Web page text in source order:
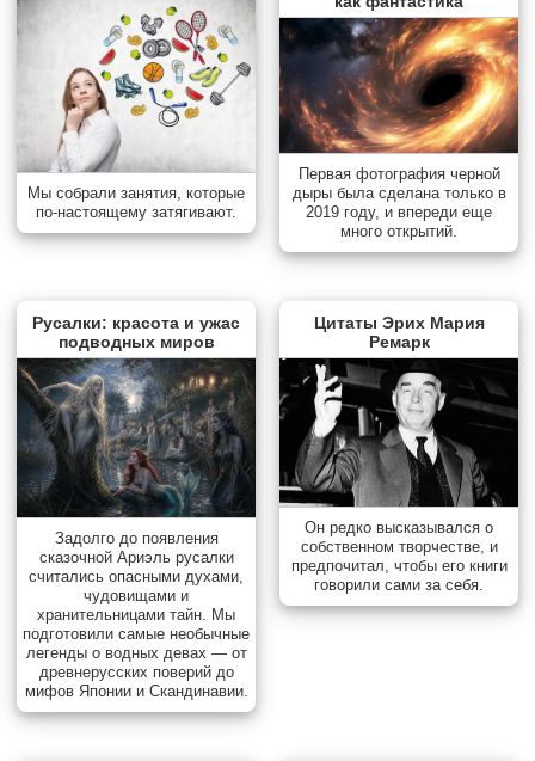
Мы собрали занятия, которые
по-настоящему затягивают.
Первая фотография черной
дыры была сделана только в
2019 году, и впереди еще
много открытий.
Русалки: красота и ужас
подводных миров
Задолго до появления
сказочной Ариэль русалки
считались опасными духами,
чудовищами и
хранительницами тайн. Мы
подготовили самые необычные
легенды о водных девах — от
древнерусских поверий до
мифов Японии и Скандинавии.
Цитаты Эрих Мария
Ремарк
Он редко высказывался о
собственном творчестве, и
предпочитал, чтобы его книги
говорили сами за себя.